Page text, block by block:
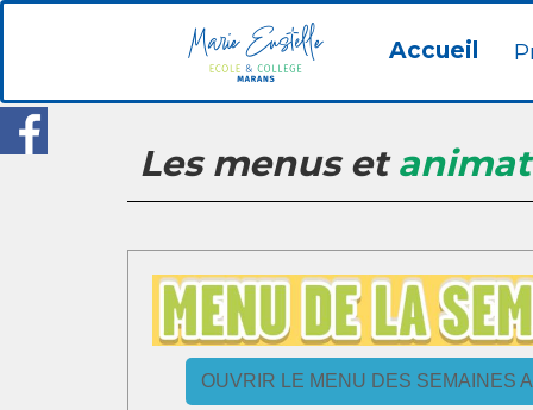
Accueil
Les menus et
OUVRIR LE MENU DES SEMAINES